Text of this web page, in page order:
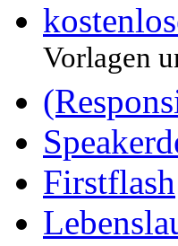
Vorlagen
Firstflash